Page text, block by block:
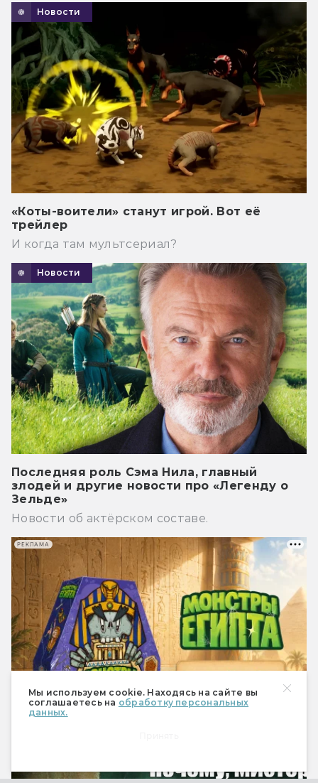
Мы используем cookie. Находясь на сайте вы
соглашаетесь на обработку персональных
данных.
Новости
«Коты-воители» станут игрой. Вот её
трейлер
И когда там мультсериал?
Новости
Последняя роль Сэма Нила, главный
злодей и другие новости про «Легенду о
Зельде»
Новости об актёрском составе.
РЕКЛАМА